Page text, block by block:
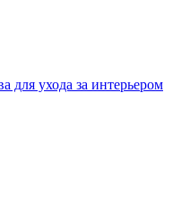
для ухода за интерьером